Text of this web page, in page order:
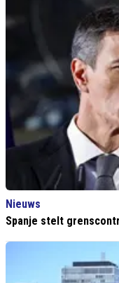
Nieuws
Spanje stelt